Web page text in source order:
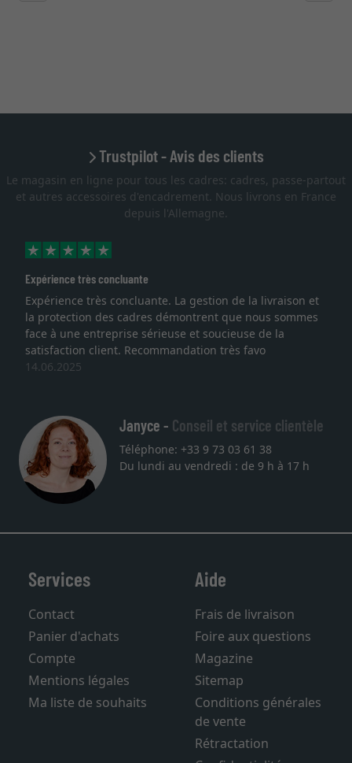
Trustpilot - Avis des clients
Le magasin en ligne pour tous les cadres: cadres, passe-partout
et autres accessoires d'encadrement. Nous livrons en France
depuis l'Allemagne.
Expérience très concluante
Expérience très concluante. La gestion de la livraison et
la protection des cadres démontrent que nous sommes
face à une entreprise sérieuse et soucieuse de la
satisfaction client. Recommandation très favo
14.06.2025
Janyce - Conseil et service clientèle
Téléphone: +33 9 73 03 61 38
Services
Contact
Panier d'achats
Compte
Mentions légales
Aide
Frais de livraison
Foire aux questions
Magazine
Sitemap
Conditions générales
de vente
Rétractation